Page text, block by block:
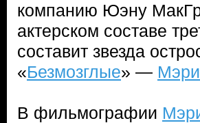
компанию Юэну
актерском составе
составит звезда
«Безмозглые» —
В фильмографии